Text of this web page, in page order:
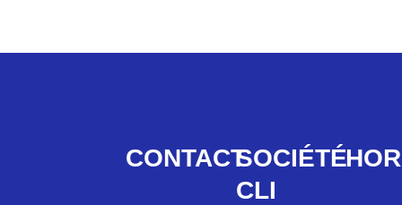
CMA515030014
F/P 50927/211 SC10 CMA515 03 00 14
CONTACTSOCIÉTÉ
CLI